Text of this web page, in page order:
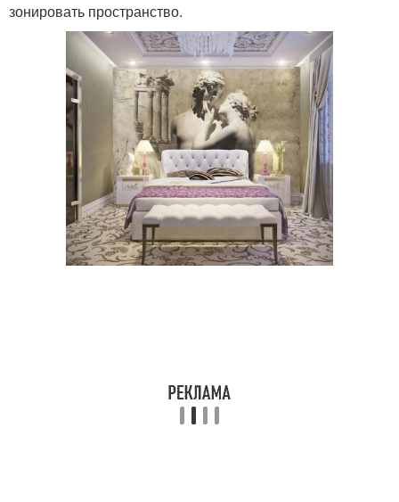
зонировать пространство.